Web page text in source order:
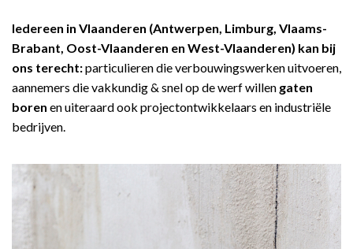
Iedereen in Vlaanderen (Antwerpen, Limburg, Vlaams-
Brabant, Oost-Vlaanderen en West-Vlaanderen) kan bij
ons terecht:particulieren die verbouwingswerken uitvoeren,
aannemers die vakkundig & snel op de werf willen gaten
boren en uiteraard ook projectontwikkelaars en industriële
bedrijven.